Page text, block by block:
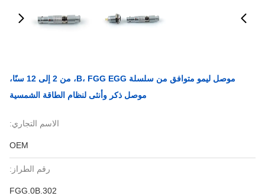
موصل ليمو متوافق من سلسلة B، FGG EGG، من 2 إلى 12 سنًا،
موصل ذكر وأنثى لنظام الطاقة الشمسية
الاسم التجاري:
OEM
رقم الطراز:
FGG.0B.302